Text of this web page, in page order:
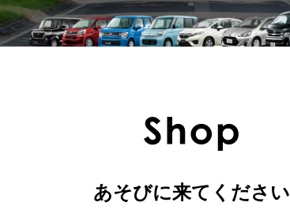
あそびに来てください